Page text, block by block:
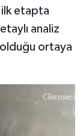
ilk etapta
analiz
ortaya